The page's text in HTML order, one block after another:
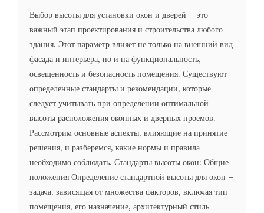
Выбор высоты для установки окон и дверей – это
важный этап проектирования и строительства любого
здания. Этот параметр влияет не только на внешний вид
фасада и интерьера, но и на функциональность,
освещенность и безопасность помещения. Существуют
определенные стандарты и рекомендации, которые
следует учитывать при определении оптимальной
высоты расположения оконных и дверных проемов.
Рассмотрим основные аспекты, влияющие на принятие
решения, и разберемся, какие нормы и правила
необходимо соблюдать. Стандарты высоты окон: Общие
положения Определение стандартной высоты для окон –
задача, зависящая от множества факторов, включая тип
помещения, его назначение, архитектурный стиль